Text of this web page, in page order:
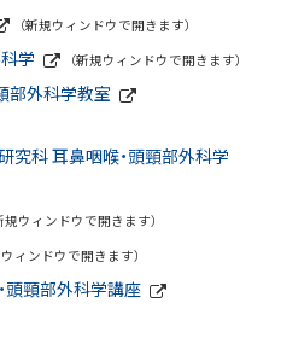
ト
イ
ト
（新規ウィンドウで開きます）
学
部
ト
（新規ウィンドウで開きます）
部外科学教室
サ
イ
究科 耳鼻咽喉・頭頸部外科学
規ウィンドウで開きます）
ウィンドウで開きます）
頭頸部外科学講座